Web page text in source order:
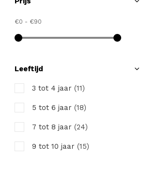
€0 - €90
Leeftijd
3 tot 4 jaar (11)
5 tot 6 jaar (18)
7 tot 8 jaar (24)
9 tot 10 jaar (15)